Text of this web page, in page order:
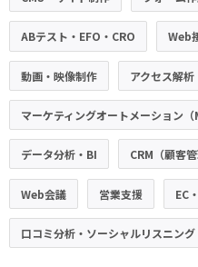
ABテスト・EFO・CRO Web
動画・映像制作 アクセス解析
マーケティングオートメーション（
データ分析・BI CRM（顧客管
Web会議 営業支援 EC
口コミ分析・ソーシャルリスニング